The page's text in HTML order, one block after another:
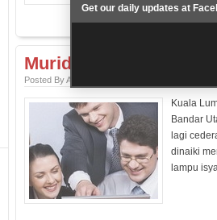
Murid cedera van
Posted By Admin On February 19th, 2013 11:47
Kuala
Bandar
lagi
dinaiki
lampu
Get our daily updates at